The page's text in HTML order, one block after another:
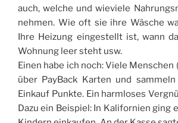
auch, welche und wieviele
nehmen. Wie oft sie ihre Wäsche
Ihre Heizung eingestellt ist, wann
Wohnung leer steht usw.
Einen habe ich noch: Viele Menschen
über PayBack Karten und
Einkauf Punkte. Ein harmloses
Dazu ein Beispiel: In Kalifornien ging